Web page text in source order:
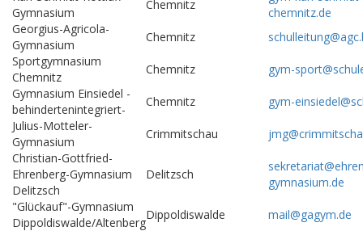
Gymnasium
Chemnitz
chemnitz.de
Georgius-Agricola-
Gymnasium
Chemnitz
Sportgymnasium
Chemnitz
Chemnitz
gym-
Gymnasium Einsiedel -
behindertenintegriert-
Chemnitz
gym-
Julius-Motteler-
Gymnasium
Crimmitschau
Christian-Gottfried-
Ehrenberg-Gymnasium
Delitzsch
Delitzsch
gymnasium.de
"Glückauf"-Gymnasium
Dippoldiswalde/Altenberg
Dippoldiswalde
mail@gagym.de